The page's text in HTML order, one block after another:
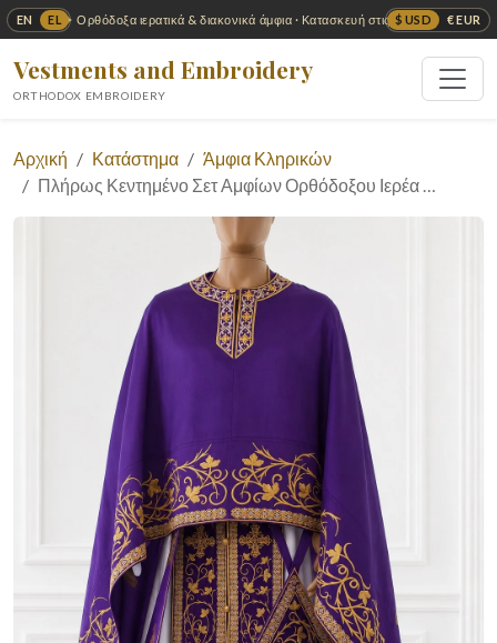
EN EL $ USD € EUR
✦ Ορθόδοξα ιερατικά & διακονικά άμφια · Κατασκευή στις ΗΠΑ ✦
Vestments and Embroidery
ORTHODOX EMBROIDERY
Αρχική Κατάστημα
Άμφια Κληρικών
Πλήρως Κεντημένο Σετ Αμφίων Ορθόδοξου Ιερέα …